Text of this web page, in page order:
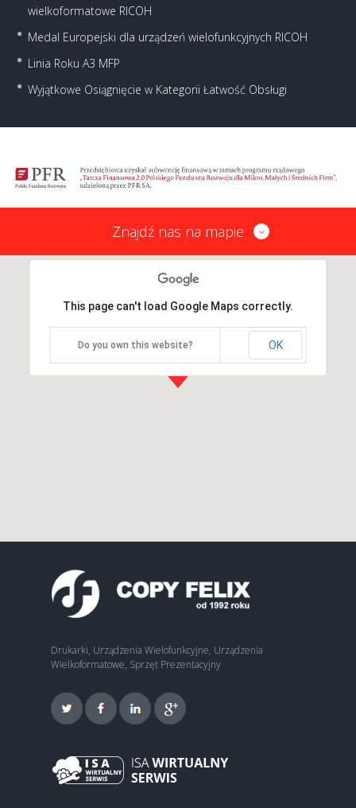
wielkoformatowe RICOH
Medal Europejski dla urządzeń wielofunkcyjnych RICOH
Linia Roku A3 MFP
Wyjątkowe Osiągnięcie w Kategorii Łatwość Obsługi
Znajdź nas na mapie
This page can't load Google Maps correctly.
Do you own this website? OK
Drukarki, Urządzenia Wielofunkcyjne, Urządzenia
Wielkoformatowe, Sprzęt Prezentacyjny